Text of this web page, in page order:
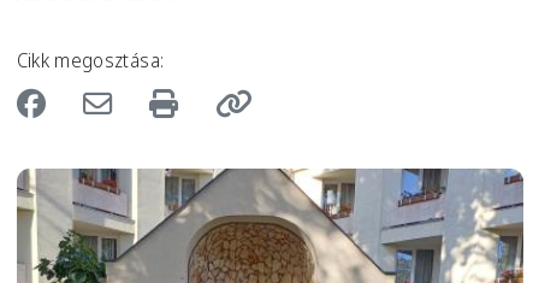
Cikk megosztása:
Image